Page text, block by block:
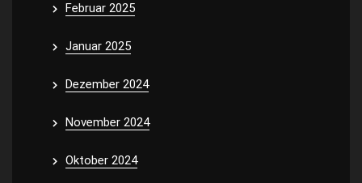
Februar 2025
Januar 2025
Dezember 2024
November 2024
Oktober 2024